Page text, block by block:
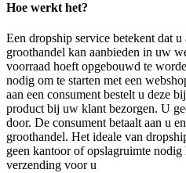
Hoe werkt het?
Een dropship service betekent dat
groothandel kan aanbieden in uw
voorraad hoeft opgebouwd te
nodig om te starten met een
aan een consument bestelt u deze
product bij uw klant bezorgen. U
door. De consument betaalt aan u
groothandel. Het ideale van
geen kantoor of opslagruimte
verzending voor u